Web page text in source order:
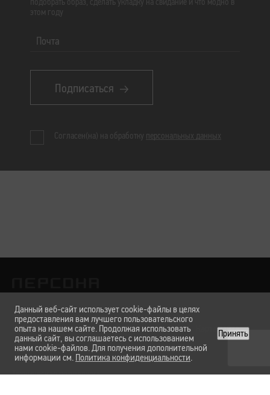
этом году
Почта
Подписаться
Согласен(на) на обработку персональных данных
Лаборатории Услуги и цены Вакансии О нас Карта сайта
Техническая поддержка
Данный веб-сайт использует cookie-файлы в целях
предоставления вам лучшего пользовательского
опыта на нашем сайте. Продолжая использовать
данный сайт, вы соглашаетесь с использованием
нами cookie-файлов. Для получения дополнительной
информации см. Политика конфиденциальности
Принять